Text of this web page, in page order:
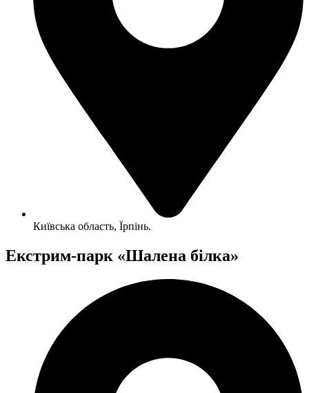
Київська область, Їрпінь.
Екстрим-парк «Шалена білка»